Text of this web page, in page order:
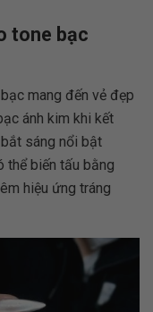
tone bạc
mang đến vẻ đẹp
ánh kim khi kết
sáng nổi bật
thể biến tấu bằng
hiệu ứng tráng